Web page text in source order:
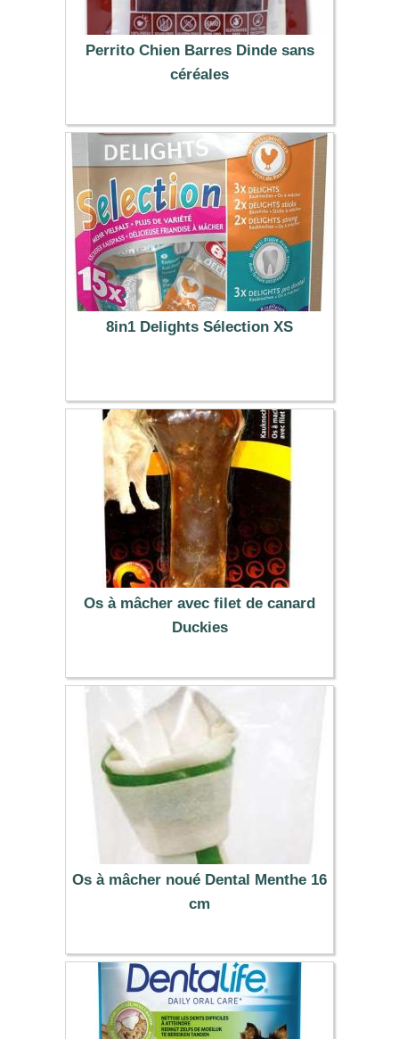
Perrito Chien Barres Dinde sans
céréales
3.49 €
8in1 Delights Sélection XS
12.90 €
Os à mâcher avec filet de canard
Duckies
5.89 €
Os à mâcher noué Dental Menthe 16
cm
4.29 €